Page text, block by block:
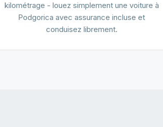
kilométrage - louez simplement une voiture à
Podgorica avec assurance incluse et
conduisez librement.